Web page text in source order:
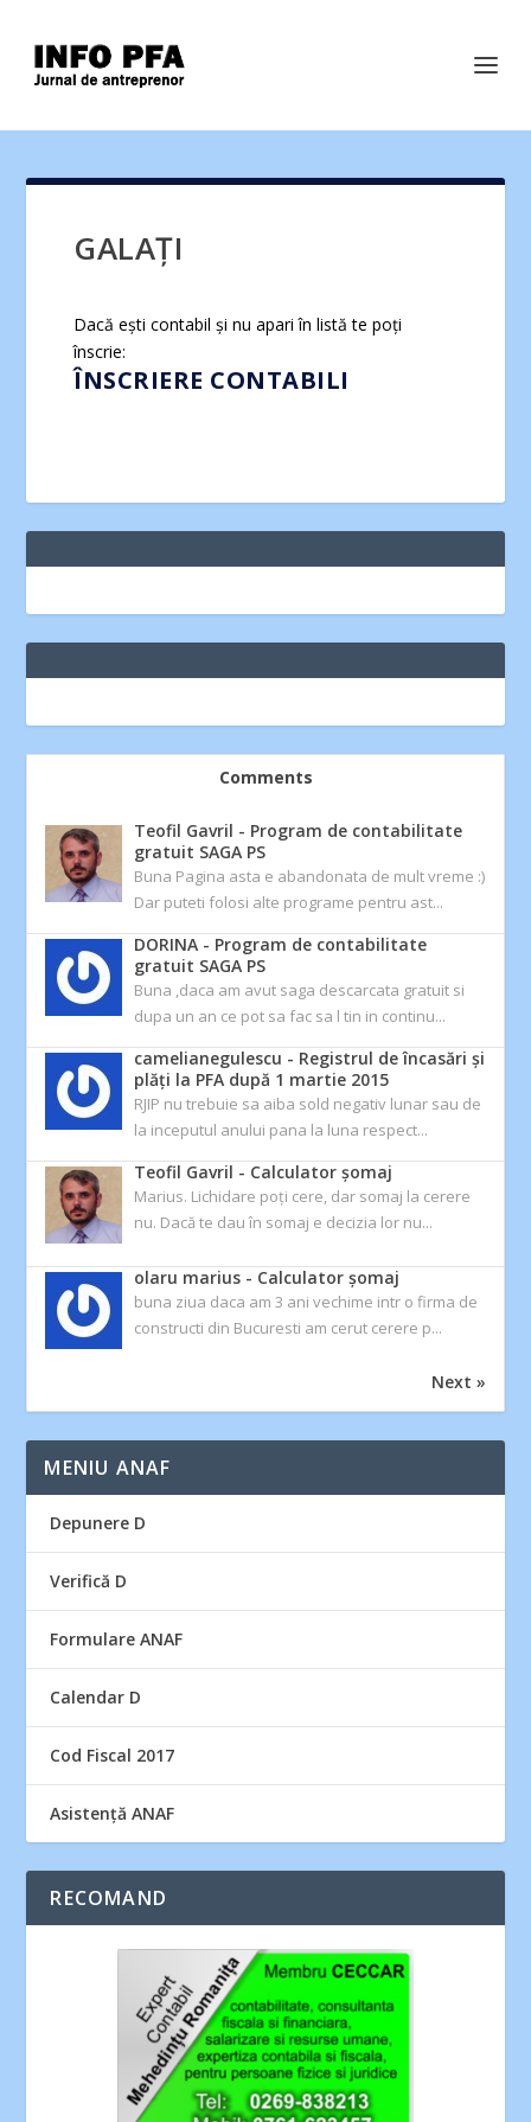
GALAȚI
Dacă ești contabil și nu apari în listă te poți
înscrie:
ÎNSCRIERE CONTABILI
Comments
Teofil Gavril - Program de contabilitate
gratuit SAGA PS
Buna Pagina asta e abandonata de mult vreme :)
Dar puteti folosi alte programe pentru ast...
DORINA - Program de contabilitate
gratuit SAGA PS
Buna ,daca am avut saga descarcata gratuit si
dupa un an ce pot sa fac sa l tin in continu...
camelianegulescu - Registrul de încasări și
plăți la PFA după 1 martie 2015
RJIP nu trebuie sa aiba sold negativ lunar sau de
la inceputul anului pana la luna respect...
Teofil Gavril - Calculator şomaj
Marius. Lichidare poți cere, dar somaj la cerere
nu. Dacă te dau în somaj e decizia lor nu...
olaru marius - Calculator şomaj
buna ziua daca am 3 ani vechime intr o firma de
constructi din Bucuresti am cerut cerere p...
Next »
MENIU ANAF
Depunere D
Verifică D
Formulare ANAF
Calendar D
Cod Fiscal 2017
Asistență ANAF
RECOMAND